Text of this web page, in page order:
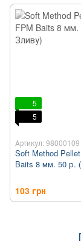
5
5
Артикул: 98000109
Soft Method
Baits 8 мм. 50 р.
103 грн